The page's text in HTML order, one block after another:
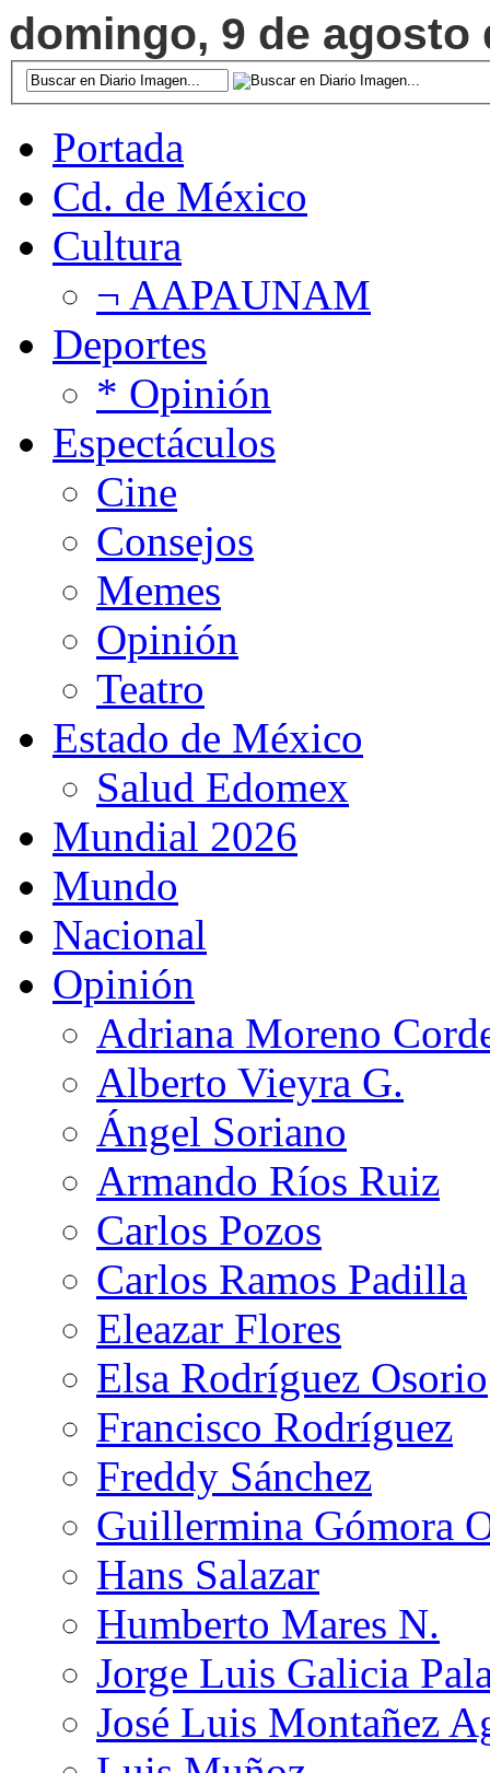
domingo, 9 de agosto
Portada
Cd. de México
Cultura
¬ AAPAUNAM
Deportes
* Opinión
Espectáculos
Cine
Consejos
Memes
Opinión
Teatro
Estado de México
Salud Edomex
Mundial 2026
Mundo
Nacional
Opinión
Adriana Moreno
Alberto Vieyra G.
Ángel Soriano
Armando Ríos Ruiz
Carlos Pozos
Carlos Ramos Padilla
Eleazar Flores
Elsa Rodríguez Osorio
Francisco Rodríguez
Freddy Sánchez
Guillermina Gómora
Hans Salazar
Humberto Mares N.
Jorge Luis Galicia
José Luis Montañez